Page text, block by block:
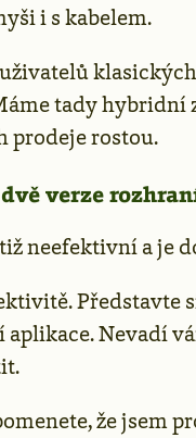
i s kabelem.
tady hybridní
prodeje rostou.
verze
neefektivní a je
Představte
Nevadí
že jsem